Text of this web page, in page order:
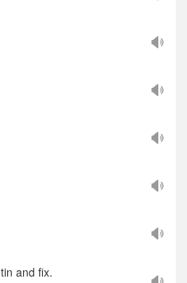
and fix.